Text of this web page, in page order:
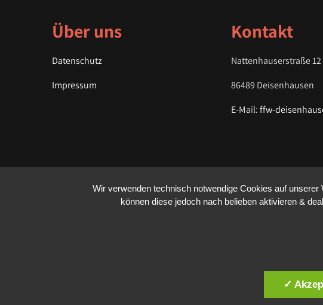
v
g
t
Über uns
Datenschutz
Impressum
Kontakt
Nattenhauserstraße 12
86489 Deisenhausen
E-Mail:ffw-
Wir verwenden technisch notwendige Cookies auf
können diese jedoch nach belieben aktivieren &
✓